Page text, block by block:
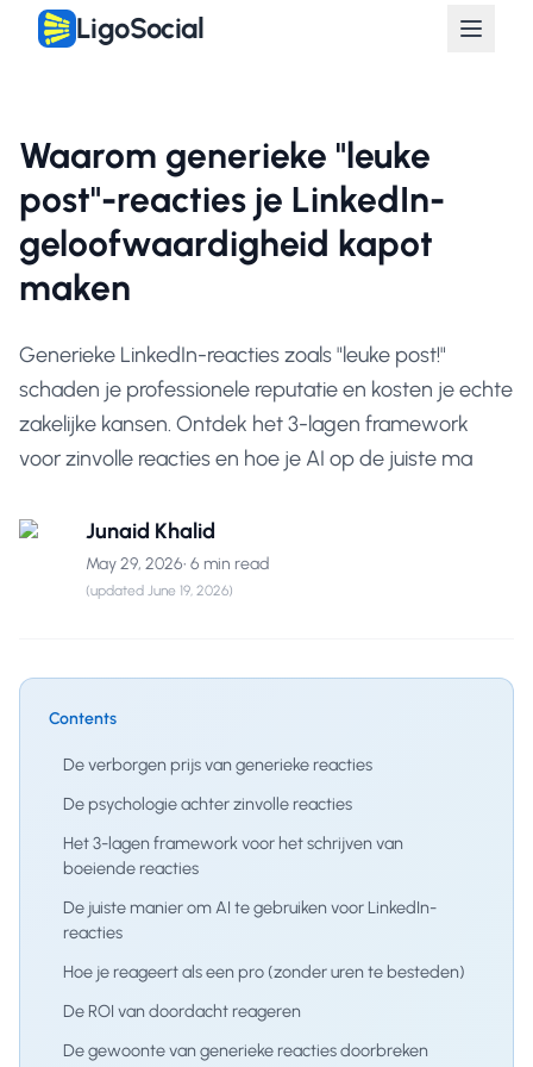
LigoSocial
Waarom generieke "leuke
post"-reacties je LinkedIn-
geloofwaardigheid kapot
maken
Generieke LinkedIn-reacties zoals "leuke post!"
schaden je professionele reputatie en kosten je echte
zakelijke kansen. Ontdek het 3-lagen framework
voor zinvolle reacties en hoe je AI op de juiste ma
Junaid Khalid
May 29, 2026• 6 min read
(updated June 19, 2026)
Contents
De verborgen prijs van generieke reacties
De psychologie achter zinvolle reacties
Het 3-lagen framework voor het schrijven van
boeiende reacties
De juiste manier om AI te gebruiken voor LinkedIn-
reacties
Hoe je reageert als een pro (zonder uren te besteden)
De ROI van doordacht reageren
De gewoonte van generieke reacties doorbreken